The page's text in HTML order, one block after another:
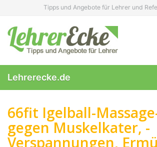
content
Tipps und Angebote für Lehrer und
Lehrerecke.de
66fit Igelball-
gegen Muskelkater, -
Verspannungen,